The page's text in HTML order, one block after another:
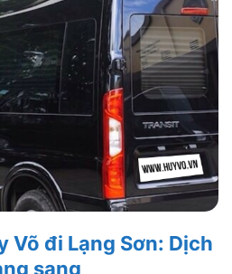
Võ đi Lạng Sơn: Dịch
sang